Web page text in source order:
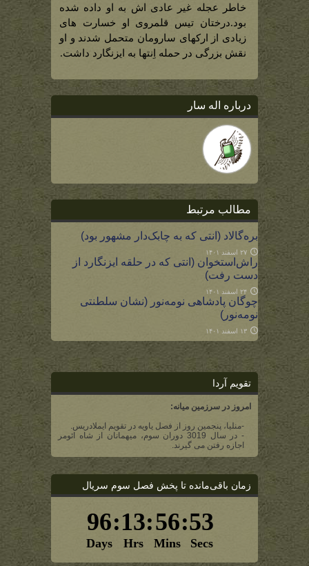
خاطر عجله غیر عادی اش به او داده شده
بود.درختان تیس قلمروی او خسارت های
زیادی از ارکهای سارومان متحمل شدند و او
نقش بزرگی در حمله اِنتها به ایزنگارد داشت.
درباره اله سار
مطالب مرتبط
بره‌گالاد (انتی که به چابک‌دار مشهور بود)
۲۷ اسفند ۱۴۰۱
راش‌استخوان (انتی که در حلقه ایزنگارد از
دست رفت)
۲۴ اسفند ۱۴۰۱
چوگان پادشاهی نومه‌نور (نشان سلطنتی
نومه‌نور)
۱۳ اسفند ۱۴۰۱
تقویم آردا
امروز در سرزمین میانه:
-منلیا، پنجمین روز از فصل یاویه در تقویم ایملادریس.
- در سال 3019 دوران سوم، میهمانان از شاه ائومر
اجازه رفتن می گیرند.
زمان باقی‌مانده تا پخش فصل سوم سریال